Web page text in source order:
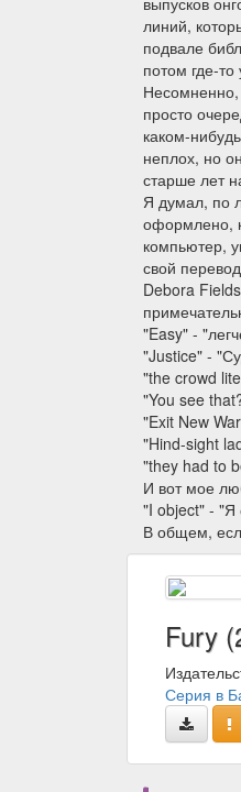
линий,
подвале
потом где-
Несомненно,
просто
каком-
неплох, но
старше лет
Я думал, по
оформлено,
компьютер,
свой
Debora
"Easy" -
"Justice" -
"the crowd
"You see
"Exit New
"Hind-sight
"they had to
И вот мое
"I object" - "Я
В общем,
Fury
Серия в